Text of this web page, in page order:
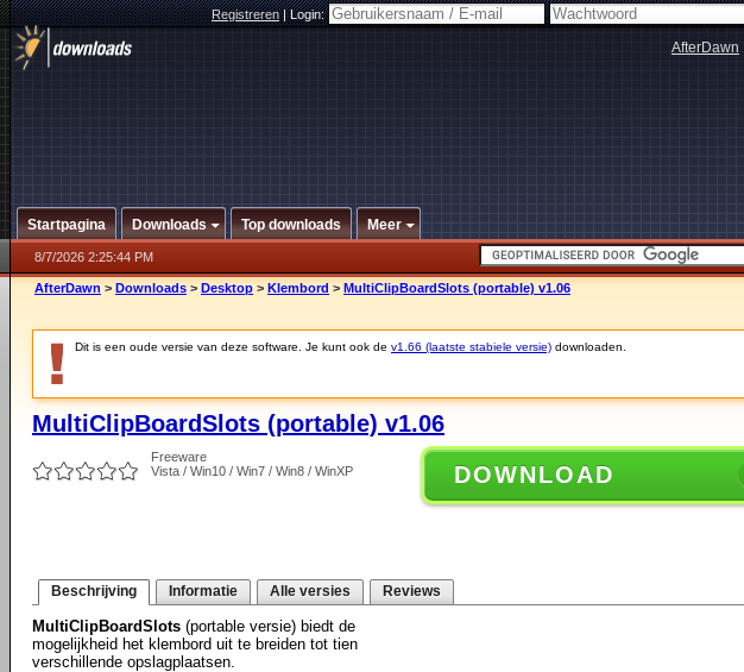
Registreren|Login:
AfterDawn
Startpagina Downloads Top downloads Meer
8/7/2026 2:25:44 PM
AfterDawn > Downloads > Desktop > Klembord > MultiClipBoardSlots (portable) v1.06
Dit is een oude versie van deze software. Je kunt ook de v1.66 (laatste stabiele versie) downloaden.
MultiClipBoardSlots (portable) v1.06
Freeware
Vista / Win10 / Win7 / Win8 / WinXP
DOWNLOAD
Beschrijving Informatie Alle versies Reviews
MultiClipBoardSlots (portable versie) biedt de
mogelijkheid het klembord uit te breiden tot tien
verschillende opslagplaatsen.